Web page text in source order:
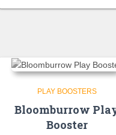
PLAY BOOSTERS
Bloomburrow
Booster